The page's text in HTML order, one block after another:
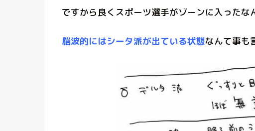
ですから良くスポーツ選手がゾーンに入ったな
脳波的にはシータ派が出ている状態なんて事も